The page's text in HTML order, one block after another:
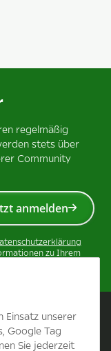
Einsatz unserer
Google Tag
Sie jederzeit
regelmäßig
stets über
Community
anmelden
zu Ihrem
zu.